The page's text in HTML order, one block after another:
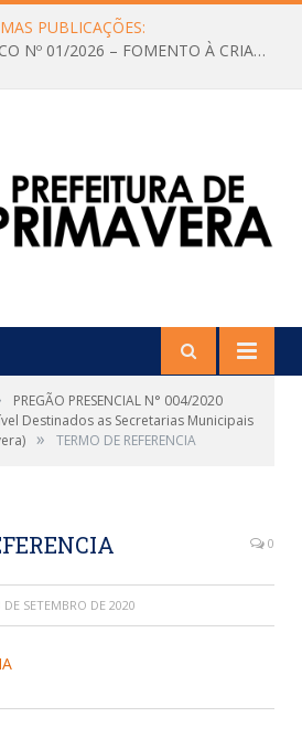
PUBLICAÇÕES:
CHAMAMENTO PÚBLICO Nº 01/2026 – FOMENTO À CRIAÇÃO E A CIRCULAÇÃO DE PRODUÇÕES CULTURAIS – Aldir Blanc
PREGÃO PRESENCIAL N° 004/2020
Destinados as Secretarias Municipais
» TERMO DE REFERENCIA
0
DE SETEMBRO DE 2020